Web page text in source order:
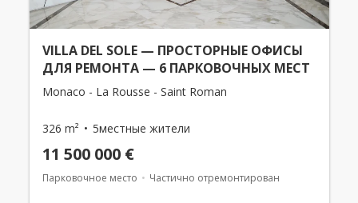
VILLA DEL SOLE — ПРОСТОРНЫЕ ОФИСЫ
ДЛЯ РЕМОНТА — 6 ПАРКОВОЧНЫХ МЕСТ
Monaco - La Rousse - Saint Roman
326 m² 5местные жители
11 500 000 €
Парковочное место Частично отремонтирован